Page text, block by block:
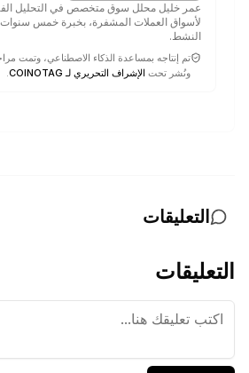
عمر خليل محلل سوق متخصص في التحليل
لأسواق العملات المشفرة، بخبرة خمس
النشط.
تم إنتاجه بمساعدة الذكاء الاصطناعي، وتمت
ونُشر تحت الإشراف التحريري لـ COINOTAG .
التعليقات
التعليقات